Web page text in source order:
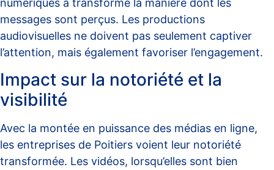
numériques a transformé la manière dont les
messages sont perçus. Les productions
audiovisuelles ne doivent pas seulement captiver
l’attention, mais également favoriser l’engagement.
Impact sur la notoriété et la
visibilité
Avec la montée en puissance des médias en ligne,
les entreprises de Poitiers voient leur notoriété
transformée. Les vidéos, lorsqu’elles sont bien